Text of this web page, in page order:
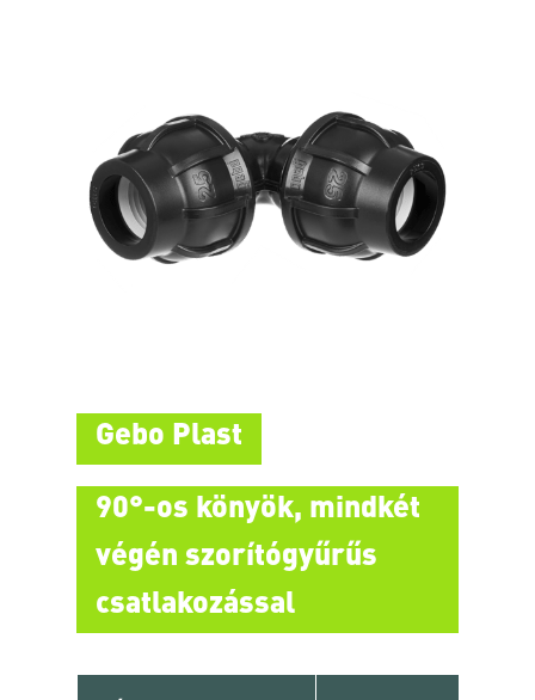
Gebo Plast
90°-os könyök, mindkét
végén szorítógyűrűs
csatlakozással